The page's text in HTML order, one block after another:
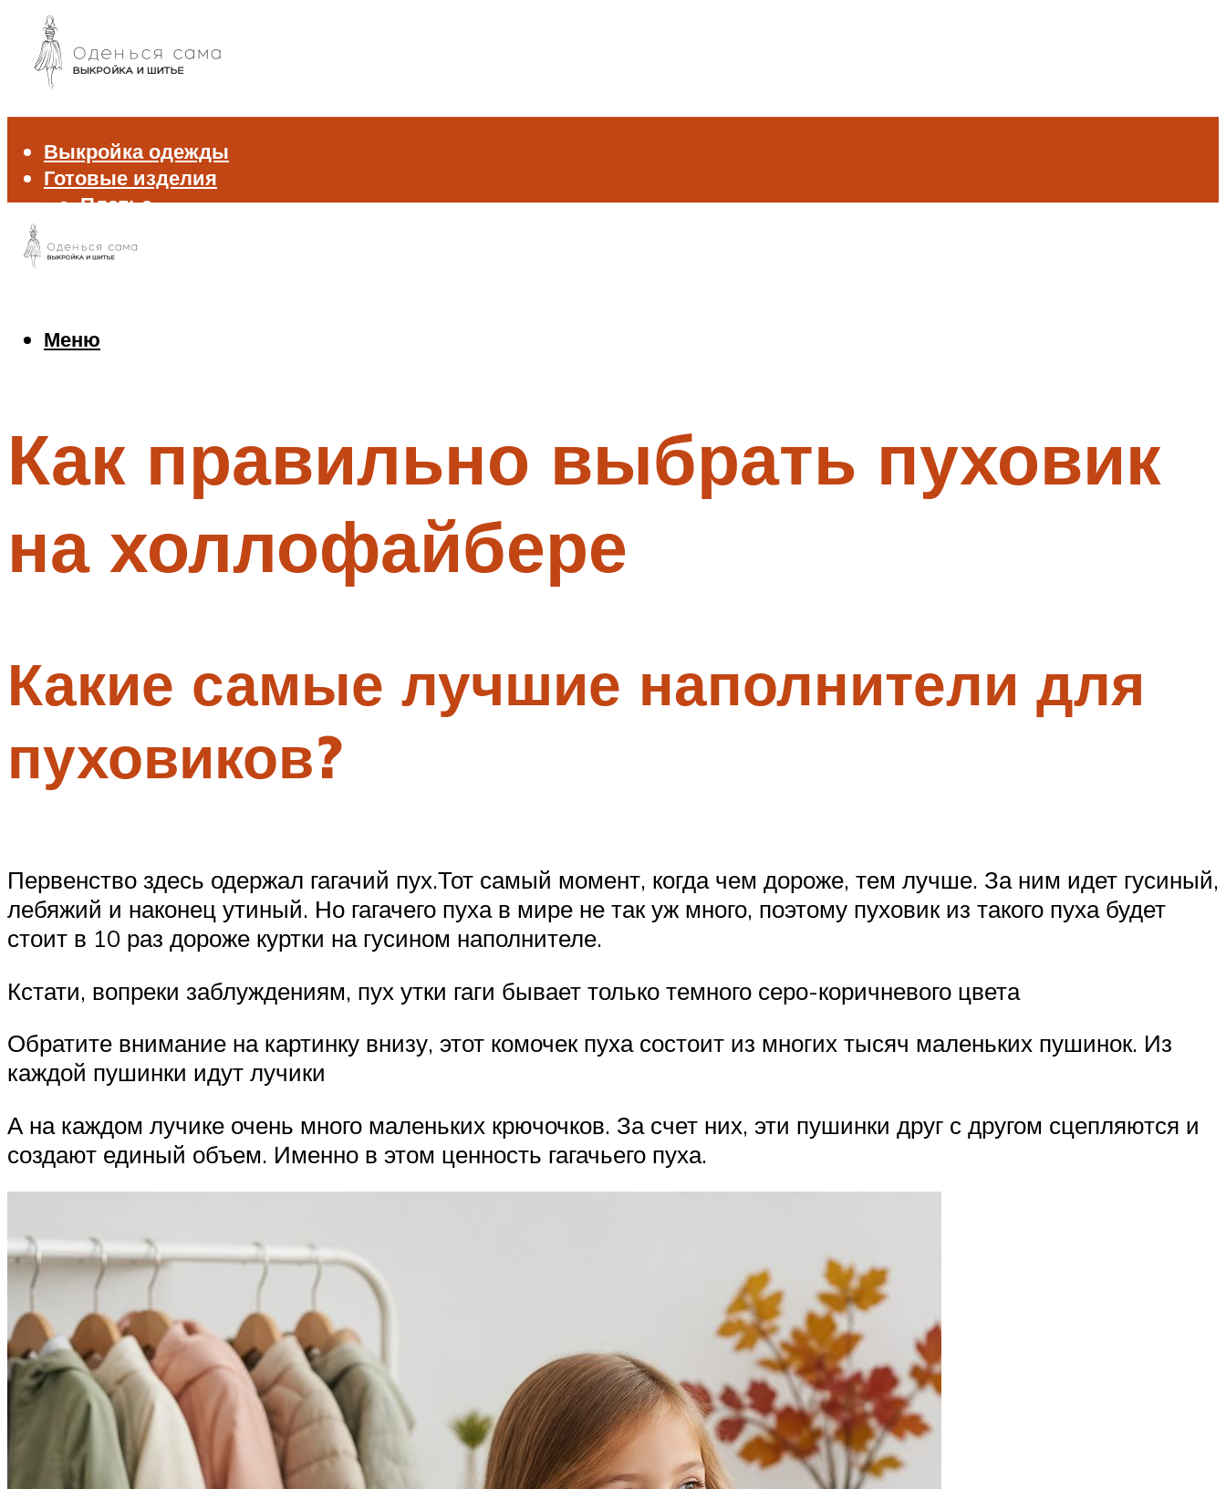
Выкройка одежды
Готовые изделия
Платье
Блуза и рубашка
Джемпер и свитер
Меню
Меню
Как правильно выбрать пуховик
на холлофайбере
Какие самые лучшие наполнители для
пуховиков?
Первенство здесь одержал гагачий пух.Тот самый момент, когда чем дороже, тем лучше. За ним идет гусиный,
лебяжий и наконец утиный. Но гагачего пуха в мире не так уж много, поэтому пуховик из такого пуха будет
стоит в 10 раз дороже куртки на гусином наполнителе.
Кстати, вопреки заблуждениям, пух утки гаги бывает только темного серо-коричневого цвета
Обратите внимание на картинку внизу, этот комочек пуха состоит из многих тысяч маленьких пушинок. Из
каждой пушинки идут лучики
А на каждом лучике очень много маленьких крючочков. За счет них, эти пушинки друг с другом сцепляются и
создают единый объем. Именно в этом ценность гагачьего пуха.